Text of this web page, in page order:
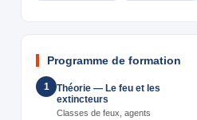
Programme de formation
1
Théorie — Le feu et les
extincteurs
Classes de feux, agents